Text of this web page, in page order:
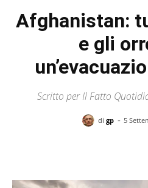
Afghanistan:
e gli
Scritto per Il Fatto
di gp - 5